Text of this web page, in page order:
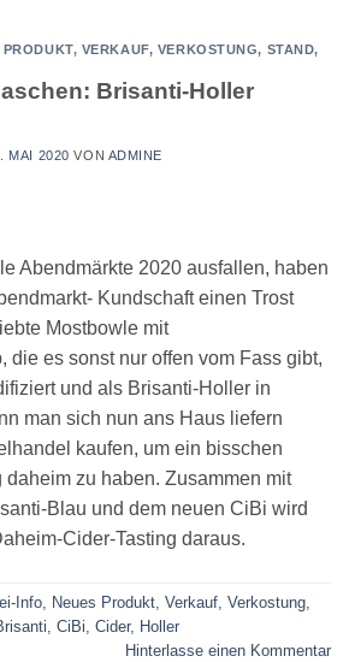
PRODUKT, VERKAUF, VERKOSTUNG, STAND,
Brisanti-Holler
MAI 2020 VON ADMINE
Abendmärkte 2020 ausfallen, haben
Kundschaft einen Trost
Mostbowle mit
die es sonst nur offen vom Fass gibt,
und als Brisanti-Holler in
man sich nun ans Haus liefern
kaufen, um ein bisschen
zu haben. Zusammen mit
Blau und dem neuen CiBi wird
Cider-Tasting daraus.
Info, Neues Produkt, Verkauf, Verkostung,
, CiBi, Cider, Holler
Hinterlasse einen Kommentar